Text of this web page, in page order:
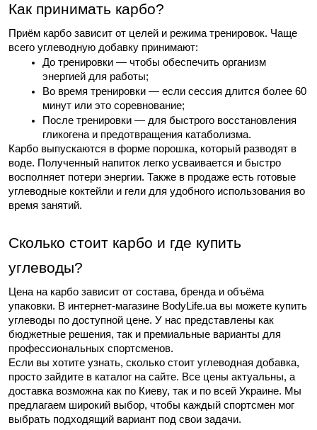
Как принимать карбо?
Приём карбо зависит от целей и режима тренировок. Чаще
всего углеводную добавку принимают:
До тренировки — чтобы обеспечить организм
энергией для работы;
Во время тренировки — если сессия длится более 60
минут или это соревнование;
После тренировки — для быстрого восстановления
гликогена и предотвращения катаболизма.
Карбо выпускаются в форме порошка, который разводят в
воде. Полученный напиток легко усваивается и быстро
восполняет потери энергии. Также в продаже есть готовые
углеводные коктейли и гели для удобного использования во
время занятий.
Сколько стоит карбо и где купить
углеводы?
Цена на карбо зависит от состава, бренда и объёма
упаковки. В интернет-магазине BodyLife.ua вы можете купить
углеводы по доступной цене. У нас представлены как
бюджетные решения, так и премиальные варианты для
профессиональных спортсменов.
Если вы хотите узнать, сколько стоит углеводная добавка,
просто зайдите в каталог на сайте. Все цены актуальны, а
доставка возможна как по Киеву, так и по всей Украине. Мы
предлагаем широкий выбор, чтобы каждый спортсмен мог
выбрать подходящий вариант под свои задачи.